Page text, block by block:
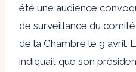
été une audience
de surveillance du
de la Chambre le 9 avril.
indiquait que son